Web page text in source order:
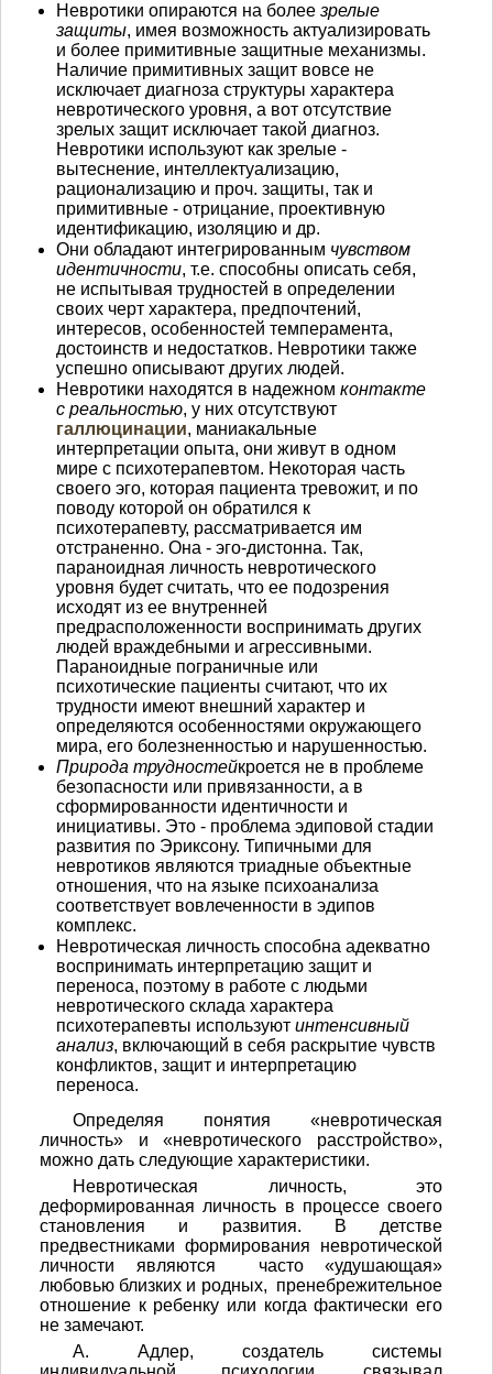
Невротики опираются на более зрелые
защиты, имея возможность актуализировать
и более примитивные защитные механизмы.
Наличие примитивных защит вовсе не
исключает диагноза структуры характера
невротического уровня, а вот отсутствие
зрелых защит исключает такой диагноз.
Невротики используют как зрелые -
вытеснение, интеллектуализацию,
рационализацию и проч. защиты, так и
примитивные - отрицание, проективную
идентификацию, изоляцию и др.
Они обладают интегрированным чувством
идентичности, т.е. способны описать себя,
не испытывая трудностей в определении
своих черт характера, предпочтений,
интересов, особенностей темперамента,
достоинств и недостатков. Невротики также
успешно описывают других людей.
Невротики находятся в надежном контакте
с реальностью, у них отсутствуют
галлюцинации, маниакальные
интерпретации опыта, они живут в одном
мире с психотерапевтом. Некоторая часть
своего эго, которая пациента тревожит, и по
поводу которой он обратился к
психотерапевту, рассматривается им
отстраненно. Она - эго-дистонна. Так,
параноидная личность невротического
уровня будет считать, что ее подозрения
исходят из ее внутренней
предрасположенности воспринимать других
людей враждебными и агрессивными.
Параноидные пограничные или
психотические пациенты считают, что их
трудности имеют внешний характер и
определяются особенностями окружающего
мира, его болезненностью и нарушенностью.
Природа трудностейкроется не в проблеме
безопасности или привязанности, а в
сформированности идентичности и
инициативы. Это - проблема эдиповой стадии
развития по Эриксону. Типичными для
невротиков являются триадные объектные
отношения, что на языке психоанализа
соответствует вовлеченности в эдипов
комплекс.
Невротическая личность способна адекватно
воспринимать интерпретацию защит и
переноса, поэтому в работе с людьми
невротического склада характера
психотерапевты используют интенсивный
анализ, включающий в себя раскрытие чувств
конфликтов, защит и интерпретацию
переноса.
Определяя понятия «невротическая
личность» и «невротического расстройство»,
можно дать следующие характеристики.
Невротическая личность, это
деформированная личность в процессе своего
становления и развития. В детстве
предвестниками формирования невротической
личности являются часто «удушающая»
любовью близких и родных, пренебрежительное
отношение к ребенку или когда фактически его
не замечают.
А. Адлер, создатель системы